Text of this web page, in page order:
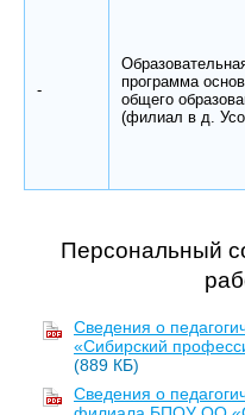
-
программа
общего
(филиал в д.
Персональный
Сведения о
«Сибирский
(889 КБ)
Сведения о